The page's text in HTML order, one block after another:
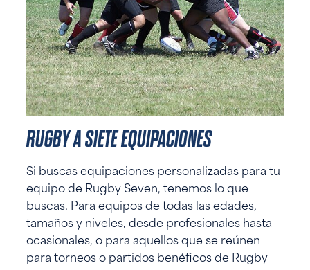
RUGBY A SIETE EQUIPACIONES
Si buscas equipaciones personalizadas para tu
equipo de Rugby Seven, tenemos lo que
buscas. Para equipos de todas las edades,
tamaños y niveles, desde profesionales hasta
ocasionales, o para aquellos que se reúnen
para torneos o partidos benéficos de Rugby